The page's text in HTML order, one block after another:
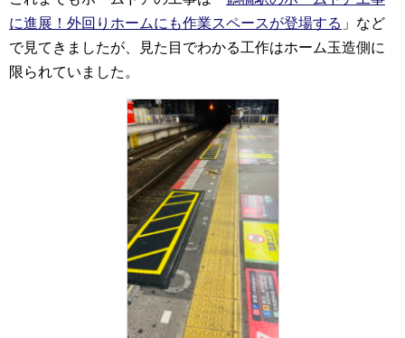
に進展！外回りホームにも作業スペースが登場する 」など
で見てきましたが、見た目でわかる工作はホーム玉造側に
限られていました。